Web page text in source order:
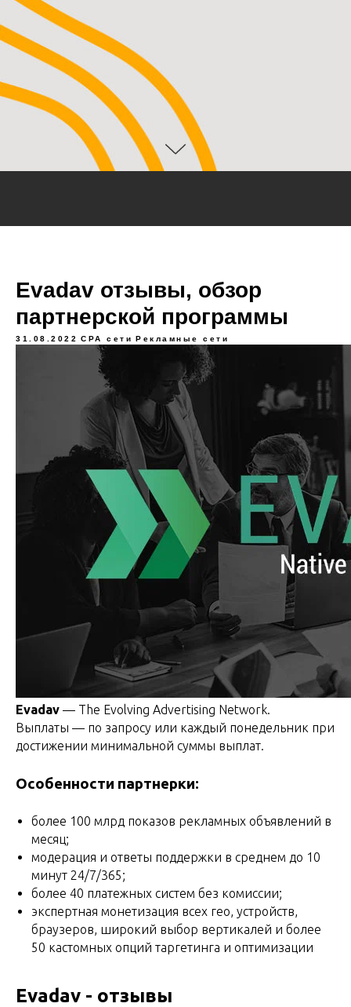
Evadav отзывы, обзор
партнерской программы
31.08.2022 CPA сети Рекламные сети
Evadav — The Evolving Advertising Network.
Выплаты — по запросу или каждый понедельник при
достижении минимальной суммы выплат.
Особенности партнерки:
более 100 млрд показов рекламных объявлений в
месяц;
модерация и ответы поддержки в среднем до 10
минут 24/7/365;
более 40 платежных систем без комиссии;
экспертная монетизация всех гео, устройств,
браузеров, широкий выбор вертикалей и более
50 кастомных опций таргетинга и оптимизации
Evadav - отзывы